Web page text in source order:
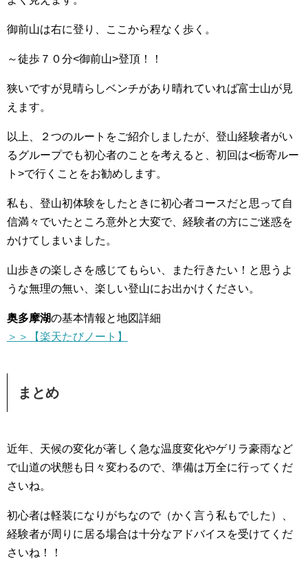
御前山は右に登り、ここから程なく歩く。
～徒歩７０分<御前山>登頂！！
狭いですが見晴らしベンチがあり晴れていれば富士山が見
えます。
以上、２つのルートをご紹介しましたが、登山経験者がい
るグループでも初心者のことを考えると、初回は<栃寄ルー
ト>で行くことをお勧めします。
私も、登山初体験をしたときに初心者コースだと思って自
信満々でいたところ意外と大変で、経験者の方にご迷惑を
かけてしまいました。
山歩きの楽しさを感じてもらい、また行きたい！と思うよ
うな無理の無い、楽しい登山にお出かけください。
奥多摩湖の基本情報と地図詳細
＞＞【楽天たびノート】
まとめ
近年、天候の変化が著しく急な温度変化やゲリラ豪雨など
で山道の状態も日々変わるので、準備は万全に行ってくだ
さいね。
初心者は軽装になりがちなので（かく言う私もでした）、
経験者が周りに居る場合は十分なアドバイスを受けてくだ
さいね！！